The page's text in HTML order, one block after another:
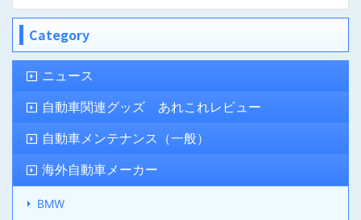
Category
ニュース
自動車関連グッズ あれこれレビュー
自動車メンテナンス（一般）
海外自動車メーカー
BMW